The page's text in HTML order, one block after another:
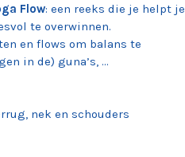
Flow: een reeks die je helpt je
te overwinnen.
en flows om balans te
in de) guna’s, …
nek en schouders